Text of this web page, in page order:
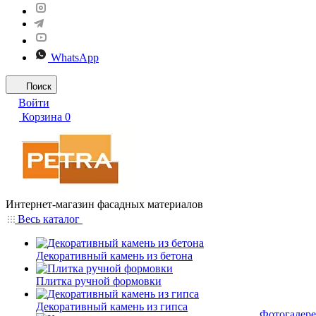
WhatsApp
Поиск
Войти
Корзина 0
Интернет-магазин фасадных материалов
Весь каталог
Декоративный камень из бетона
Плитка ручной формовки
Декоративный камень из гипса